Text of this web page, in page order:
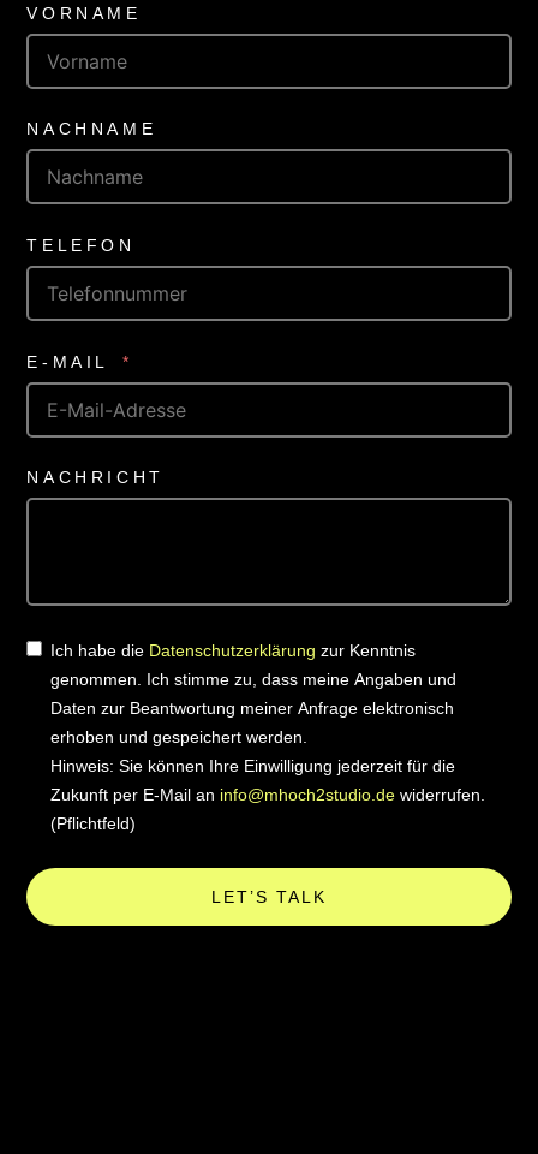
VORNAME
NACHNAME
TELEFON
E-MAIL
NACHRICHT
Ich habe die Datenschutzerklärung zur Kenntnis
genommen. Ich stimme zu, dass meine Angaben und
Daten zur Beantwortung meiner Anfrage elektronisch
erhoben und gespeichert werden.
Hinweis: Sie können Ihre Einwilligung jederzeit für die
Zukunft per E-Mail an info@mhoch2studio.de widerrufen.
(Pflichtfeld)
LET’S TALK